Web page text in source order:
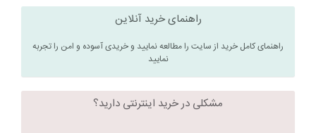
راهنمای خرید آنلاین
راهنمای کامل خرید از سایت را مطالعه نمایید و خریدی آسوده و امن را تجربه
نمایید
مشکلی در خرید اینترنتی دارید؟